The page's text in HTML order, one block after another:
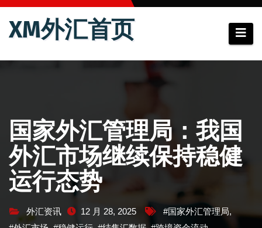
跳
XM外汇首页
国家外汇管理局：我国
外汇市场继续保持稳健
运行态势
外汇资讯 12 月 28, 2025 #国家外汇管理局,